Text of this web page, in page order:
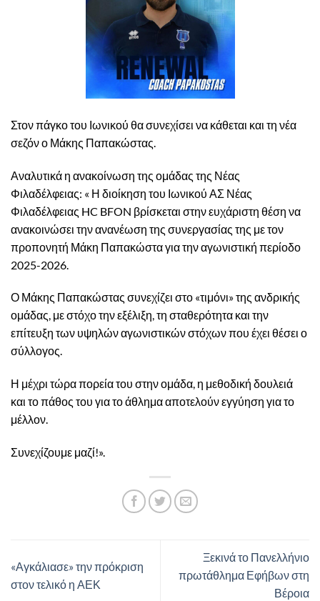
Στον πάγκο του Ιωνικού θα συνεχίσει να κάθεται και τη νέα
σεζόν ο Μάκης Παπακώστας.
Αναλυτικά η ανακοίνωση της ομάδας της Νέας
Φιλαδέλφειας: « Η διοίκηση του Ιωνικού ΑΣ Νέας
Φιλαδέλφειας HC BFON βρίσκεται στην ευχάριστη θέση να
ανακοινώσει την ανανέωση της συνεργασίας της με τον
προπονητή Μάκη Παπακώστα για την αγωνιστική περίοδο
2025-2026.
Ο Μάκης Παπακώστας συνεχίζει στο «τιμόνι» της ανδρικής
ομάδας, με στόχο την εξέλιξη, τη σταθερότητα και την
επίτευξη των υψηλών αγωνιστικών στόχων που έχει θέσει ο
σύλλογος.
Η μέχρι τώρα πορεία του στην ομάδα, η μεθοδική δουλειά
και το πάθος του για το άθλημα αποτελούν εγγύηση για το
μέλλον.
Συνεχίζουμε μαζί!».
«Αγκάλιασε» την πρόκριση
στον τελικό η ΑΕΚ
Ξεκινά το Πανελλήνιο
πρωτάθλημα Εφήβων στη
Βέροια